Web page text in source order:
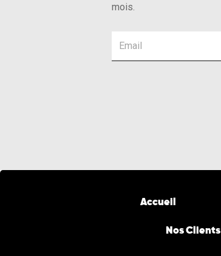
mois.
Accueil
Nos Clients